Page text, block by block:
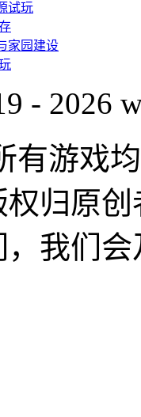
试玩
家园建设
- 2026
有游戏
权归原
我们